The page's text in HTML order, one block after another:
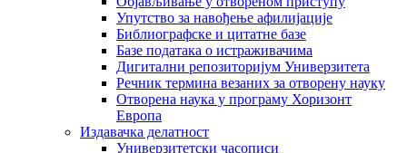
Упутство за навођење афилијације
Библиографске и цитатне базе
Базе података о истраживачима
Дигитални репозиторијум Универзитета
Рeчник термина везаних за отворену науку
Отворена наука у програму Хоризонт
Европа
Издавачка делатност
Универзитетски часописи